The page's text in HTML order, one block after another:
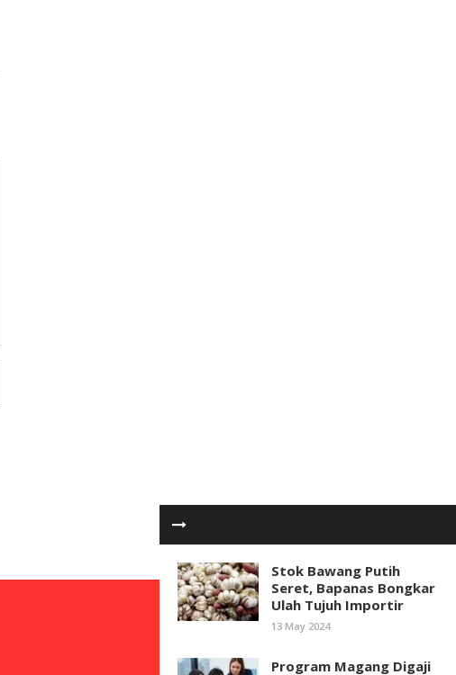
Stok Bawang Putih
Seret, Bapanas Bongkar
Ulah Tujuh Importir
13 May 2024
Program Magang Digaji